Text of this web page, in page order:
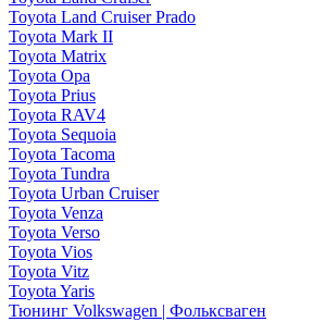
Toyota Land Cruiser Prado
Toyota Mark II
Toyota Matrix
Toyota Opa
Toyota Prius
Toyota RAV4
Toyota Sequoia
Toyota Tacoma
Toyota Tundra
Toyota Urban Cruiser
Toyota Venza
Toyota Verso
Toyota Vios
Toyota Vitz
Toyota Yaris
Тюнинг Volkswagen | Фольксваген